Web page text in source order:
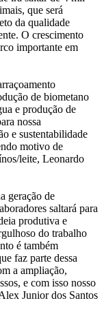
que será
da qualidade
O crescimento
importante em
de biometano
e produção de
nossa
e sustentabilidade
motivo de
leite, Leonardo
geração de
saltará para
produtiva e
do trabalho
é também
faz parte dessa
a ampliação,
e com isso nosso
Junior dos Santos